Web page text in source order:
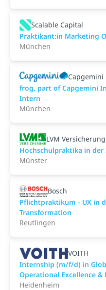
Scalable Capital
Praktikant:in Marketing
München
Capgemini
frog, part of Capgemini
Intern
München
LVM Versicherung
Hochschulpraktika in der
Münster
Bosch
Pflichtpraktikum - UX in
Transformation
Reutlingen
VOITH
Internship (m/f/d) in
Operational Excellence &
Heidenheim